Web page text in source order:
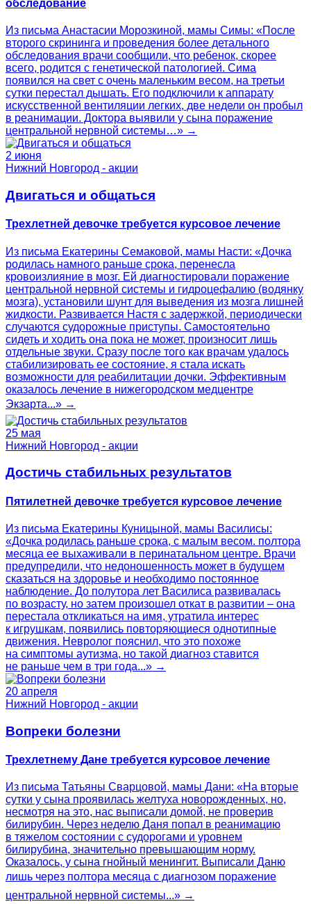
обследование
Из письма Анастасии Морозкиной, мамы Симы: «После
второго скрининга и проведения более детального
обследования врачи сообщили, что ребенок, скорее
всего, родится с генетической патологией. Сима
появился на свет с очень маленьким весом, на третьи
сутки перестал дышать. Его подключили к аппарату
искусственной вентиляции легких, две недели он пробыл
в реанимации. Доктора выявили у сына поражение
центральной нервной системы…» →
2 июня
Нижний Новгород - акции
Двигаться и общаться
Трехлетней девочке требуется курсовое лечение
Из письма Екатерины Семаковой, мамы Насти: «Дочка
родилась намного раньше срока, перенесла
кровоизлияние в мозг. Ей диагностировали поражение
центральной нервной системы и гидроцефалию (водянку
мозга), установили шунт для выведения из мозга лишней
жидкости. Развивается Настя с задержкой, периодически
случаются судорожные приступы. Самостоятельно
сидеть и ходить она пока не может, произносит лишь
отдельные звуки. Сразу после того как врачам удалось
стабилизировать ее состояние, я стала искать
возможности для реабилитации дочки. Эффективным
оказалось лечение в нижегородском медцентре
Экзарта...» →
25 мая
Нижний Новгород - акции
Достичь стабильных результатов
Пятилетней девочке требуется курсовое лечение
Из письма Екатерины Куницыной, мамы Василисы:
«Дочка родилась раньше срока, с малым весом. полтора
месяца ее выхаживали в перинатальном центре. Врачи
предупредили, что недоношенность может в будущем
сказаться на здоровье и необходимо постоянное
наблюдение. До полутора лет Василиса развивалась
по возрасту, но затем произошел откат в развитии – она
перестала откликаться на имя, утратила интерес
к игрушкам, появились повторяющиеся однотипные
движения. Невролог пояснил, что это похоже
на симптомы аутизма, но такой диагноз ставится
не раньше чем в три года...» →
20 апреля
Нижний Новгород - акции
Вопреки болезни
Трехлетнему Дане требуется курсовое лечение
Из письма Татьяны Сварцовой, мамы Дани: «На вторые
сутки у сына проявилась желтуха новорожденных, но,
несмотря на это, нас выписали домой, не проверив
билирубин. Через неделю Даня попал в реанимацию
в тяжелом состоянии с судорогами и уровнем
билирубина, значительно превышающим норму.
Оказалось, у сына гнойный менингит. Выписали Даню
лишь через полтора месяца с диагнозом поражение
центральной нервной системы...» →